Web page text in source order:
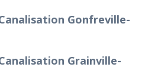
Gonfreville-
Grainville-